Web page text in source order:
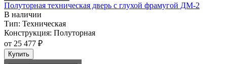
Полуторная техническая дверь с глухой фрамугой ДМ-2
В наличии
Тип: Техническая
Конструкция: Полуторная
от 25 477 ₽
Купить